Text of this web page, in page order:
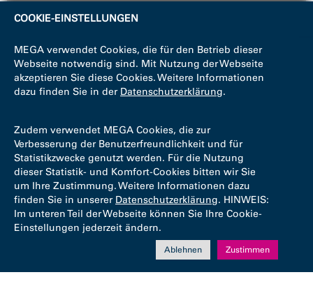
COOKIE-EINSTELLUNGEN
MEGA verwendet Cookies, die für den Betrieb dieser
Webseite notwendig sind. Mit Nutzung der Webseite
akzeptieren Sie diese Cookies. Weitere Informationen
dazu finden Sie in der Datenschutzerklärung.
Zudem verwendet MEGA Cookies, die zur
Verbesserung der Benutzerfreundlichkeit und für
Statistikzwecke genutzt werden. Für die Nutzung
dieser Statistik- und Komfort-Cookies bitten wir Sie
um Ihre Zustimmung. Weitere Informationen dazu
finden Sie in unserer Datenschutzerklärung. HINWEIS:
Im unteren Teil der Webseite können Sie Ihre Cookie-
Einstellungen jederzeit ändern.
Zustimmen
Ablehnen